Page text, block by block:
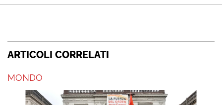
ARTICOLI CORRELATI
MONDO